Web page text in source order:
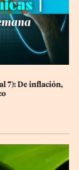
7): De inflación,